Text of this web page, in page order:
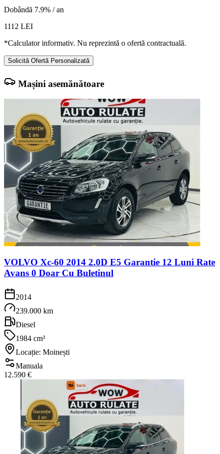
Dobândă 7.9% / an
1112 LEI
*Calculator informativ. Nu reprezintă o ofertă contractuală.
Solicită Ofertă Personalizată
Mașini asemănătoare
VOLVO Xc-60 2014 2.0D E5 Garantie 12 Luni Rate
Avans 0 Doar Cu Buletinul
2014
239.000 km
Diesel
1984 cm³
Locație: Moinești
Manuala
12.590 €